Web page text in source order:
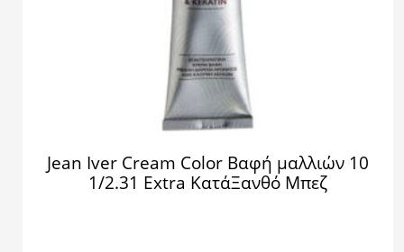
Jean Iver Cream Color Βαφή μαλλιών 10
1/2.31 Extra ΚατάΞανθό Μπεζ